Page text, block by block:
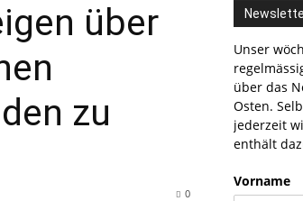
über
zu
0
Unser
über das
Osten.
jederzeit
enthält
Vorname